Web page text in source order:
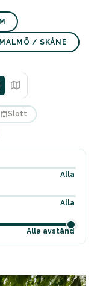
MALMÖ / SKÅNE
Slott
Alla
Alla
Alla avstånd